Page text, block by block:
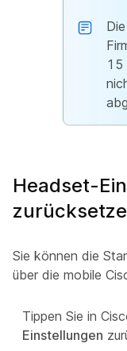
15
Headset-
Sie können die
über die mobile
Tippen Sie in
Einstellungen